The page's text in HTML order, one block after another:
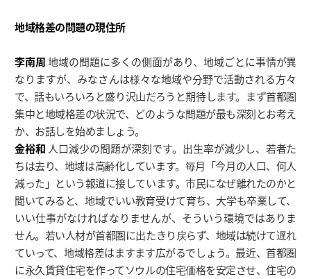
地域格差の問題の現住所
李南周地域の問題に多くの側面があり、地域ごとに事情が異
なりますが、みなさんは様々な地域や分野で活動される方々
で、話もいろいろと盛り沢山だろうと期待します。まず首都圏
集中と地域格差の状況で、どのような問題が最も深刻とお考え
か、お話しを始めましょう。
金裕和 人口減少の問題が深刻です。出生率が減少し、若者た
ちは去り、地域は高齢化しています。毎月「今月の人口、何人
減った」という報道に接しています。市民になぜ離れたのかと
聞いてみると、地域でいい教育受けて育ち、大学も卒業して、
いい仕事がなければなりませんが、そういう環境ではありま
せん。若い人材が首都圏に出たきり戻らず、地域は続けて遅れ
ていって、地域格差はますます広がるでしょう。最近、首都圏
に永久賃貸住宅を作ってソウルの住宅価格を安定させ、住宅の